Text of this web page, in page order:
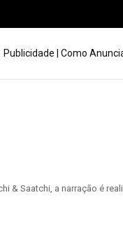
Publicidade | Como
& Saatchi, a narração é